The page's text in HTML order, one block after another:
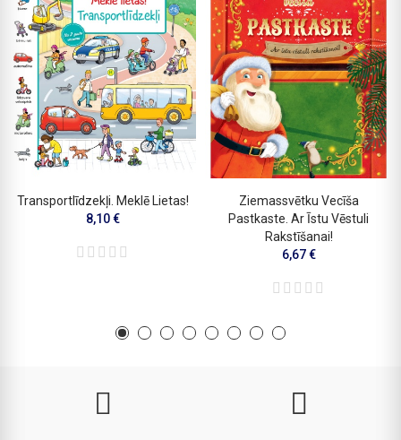
Transportlīdzekļi. Meklē Lietas!
8,10 €
Ziemassvētku Vecīša
Pastkaste. Ar Īstu Vēstuli
Rakstīšanai!
6,67 €